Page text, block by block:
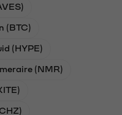
(BTC)
(HYPE)
(NMR)